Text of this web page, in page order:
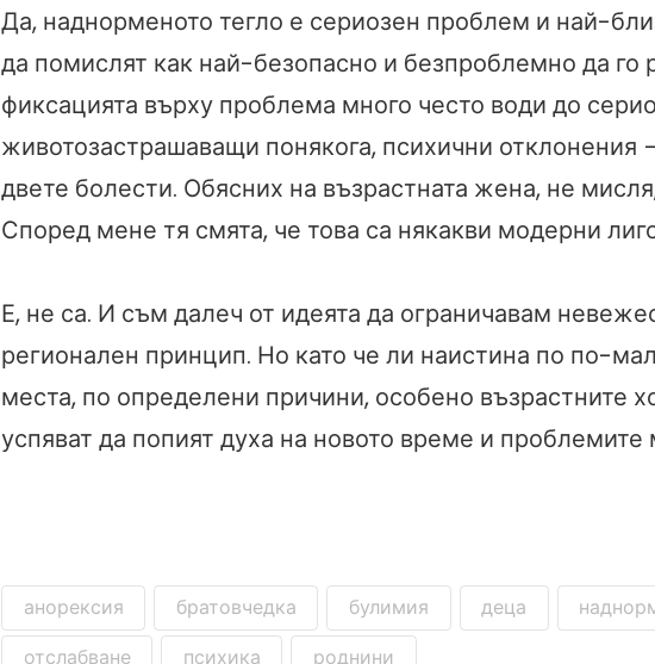
Да, наднорменото тегло е сериозен проблем и най-
да помислят как най-безопасно и безпроблемно да го
фиксацията върху проблема много често води до
животозастрашаващи понякога, психични отклонения
двете болести. Обясних на възрастната жена, не
Според мене тя смята, че това са някакви модерни
Е, не са. И съм далеч от идеята да ограничавам
регионален принцип. Но като че ли наистина по по-
места, по определени причини, особено възрастните
успяват да попият духа на новото време и проблемите
анорексия братовчедка булимия деца
отслабване
психика роднини